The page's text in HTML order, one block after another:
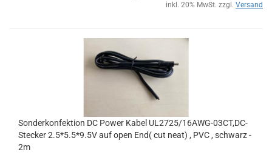
inkl. 20% MwSt. zzgl. Versand
Son­der­kon­fek­ti­on DC Power Kabel UL2725/16AWG-​​03CT,DC-​
Ste­cker 2.5*5.5*9.5V auf open End( cut neat) , PVC , schwarz -
2m